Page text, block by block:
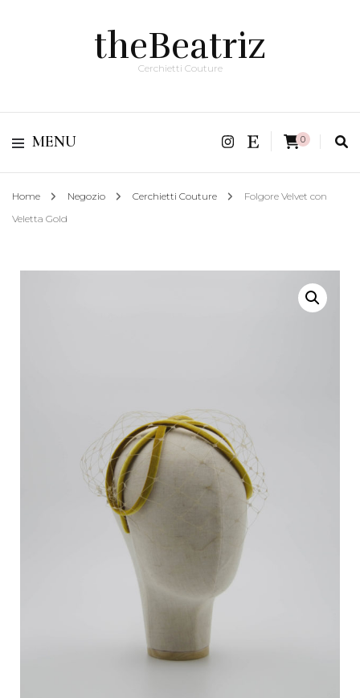
theBeatriz
Cerchietti Couture
MENU 0
Home Negozio Cerchietti Couture
Folgore Velvet con
Veletta Gold